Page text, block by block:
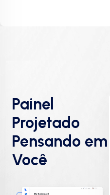
Painel
Projetado
Pensando em
Você